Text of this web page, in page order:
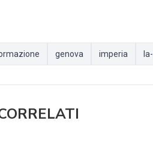
genova imperia